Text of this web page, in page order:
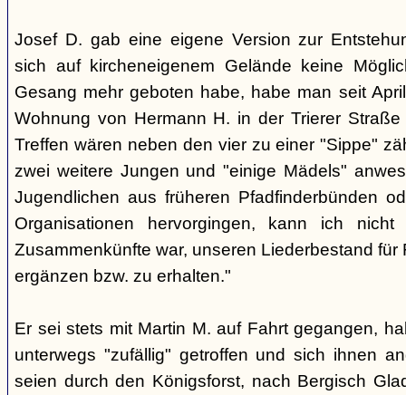
Josef D. gab eine eigene Version zur
sich auf kircheneigenem Gelände keine
Gesang mehr geboten habe, habe man seit
Wohnung von Hermann H. in der Trierer
Treffen wären neben den vier zu einer "Sippe"
zwei weitere Jungen und "einige Mädels"
Jugendlichen aus früheren Pfadfinderbünden
Organisationen hervorgingen, kann ich
Zusammenkünfte war, unseren Liederbestand
ergänzen bzw. zu erhalten."
Er sei stets mit Martin M. auf Fahrt gegangen,
unterwegs "zufällig" getroffen und sich ihnen
seien durch den Königsforst, nach Bergisch